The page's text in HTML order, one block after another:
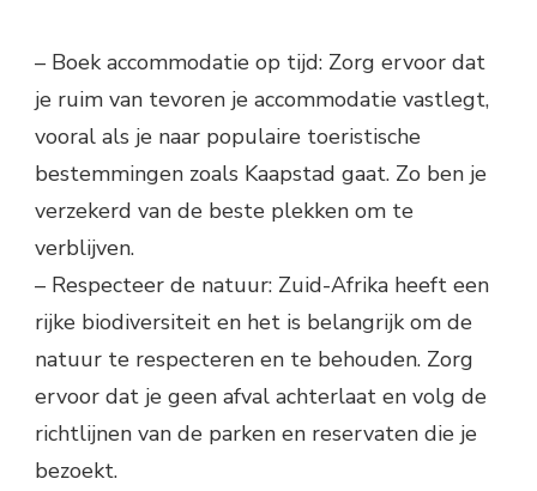
– Boek accommodatie op tijd: Zorg ervoor dat
je ruim van tevoren je accommodatie vastlegt,
vooral als je naar populaire toeristische
bestemmingen zoals Kaapstad gaat. Zo ben je
verzekerd van de beste plekken om te
verblijven.
– Respecteer de natuur: Zuid-Afrika heeft een
rijke biodiversiteit en het is belangrijk om de
natuur te respecteren en te behouden. Zorg
ervoor dat je geen afval achterlaat en volg de
richtlijnen van de parken en reservaten die je
bezoekt.